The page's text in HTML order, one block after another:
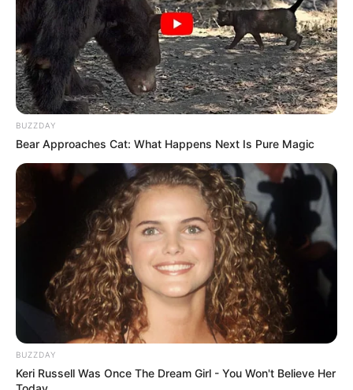
BUZZDAY
Bear Approaches Cat: What Happens Next Is Pure Magic
BUZZDAY
Keri Russell Was Once The Dream Girl - You Won't Believe Her